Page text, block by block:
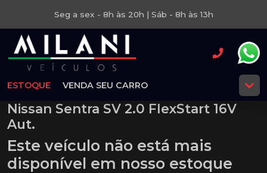
Seg a sex - 8h às 20h | Sáb - 8h às 13h
ESTOQUE VENDA SEU CARRO
Nissan Sentra SV 2.0 FlexStart 16V
Aut.
Este veículo não está mais
disponível em nosso estoque